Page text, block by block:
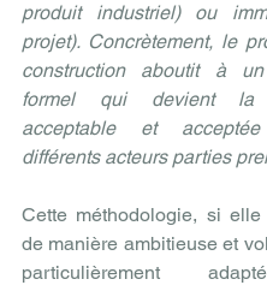
produit industriel) ou
projet). Concrètement, le
construction aboutit à
formel qui devient la
acceptable et
différents acteurs parties
Cette méthodologie, si
de manière ambitieuse et
particulièrement